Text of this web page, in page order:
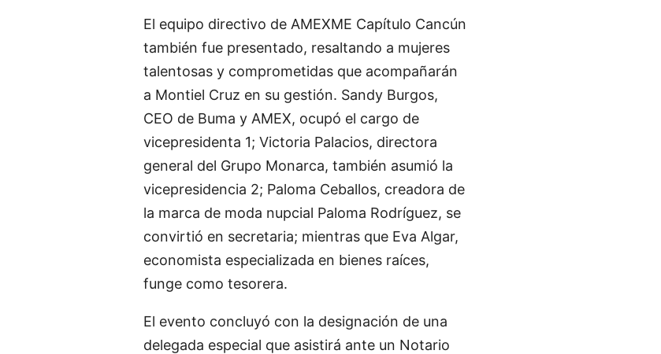
El equipo directivo de AMEXME Capítulo Cancún
también fue presentado, resaltando a mujeres
talentosas y comprometidas que acompañarán
a Montiel Cruz en su gestión. Sandy Burgos,
CEO de Buma y AMEX, ocupó el cargo de
vicepresidenta 1; Victoria Palacios, directora
general del Grupo Monarca, también asumió la
vicepresidencia 2; Paloma Ceballos, creadora de
la marca de moda nupcial Paloma Rodríguez, se
convirtió en secretaria; mientras que Eva Algar,
economista especializada en bienes raíces,
funge como tesorera.
El evento concluyó con la designación de una
delegada especial que asistirá ante un Notario